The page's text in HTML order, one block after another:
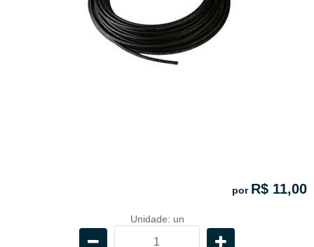
por R$ 11,00
Unidade: un